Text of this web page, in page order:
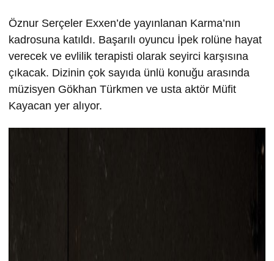
Öznur Serçeler Exxen’de yayınlanan Karma’nın
kadrosuna katıldı. Başarılı oyuncu İpek rolüne hayat
verecek ve evlilik terapisti olarak seyirci karşısına
çıkacak. Dizinin çok sayıda ünlü konuğu arasında
müzisyen Gökhan Türkmen ve usta aktör Müfit
Kayacan yer alıyor.